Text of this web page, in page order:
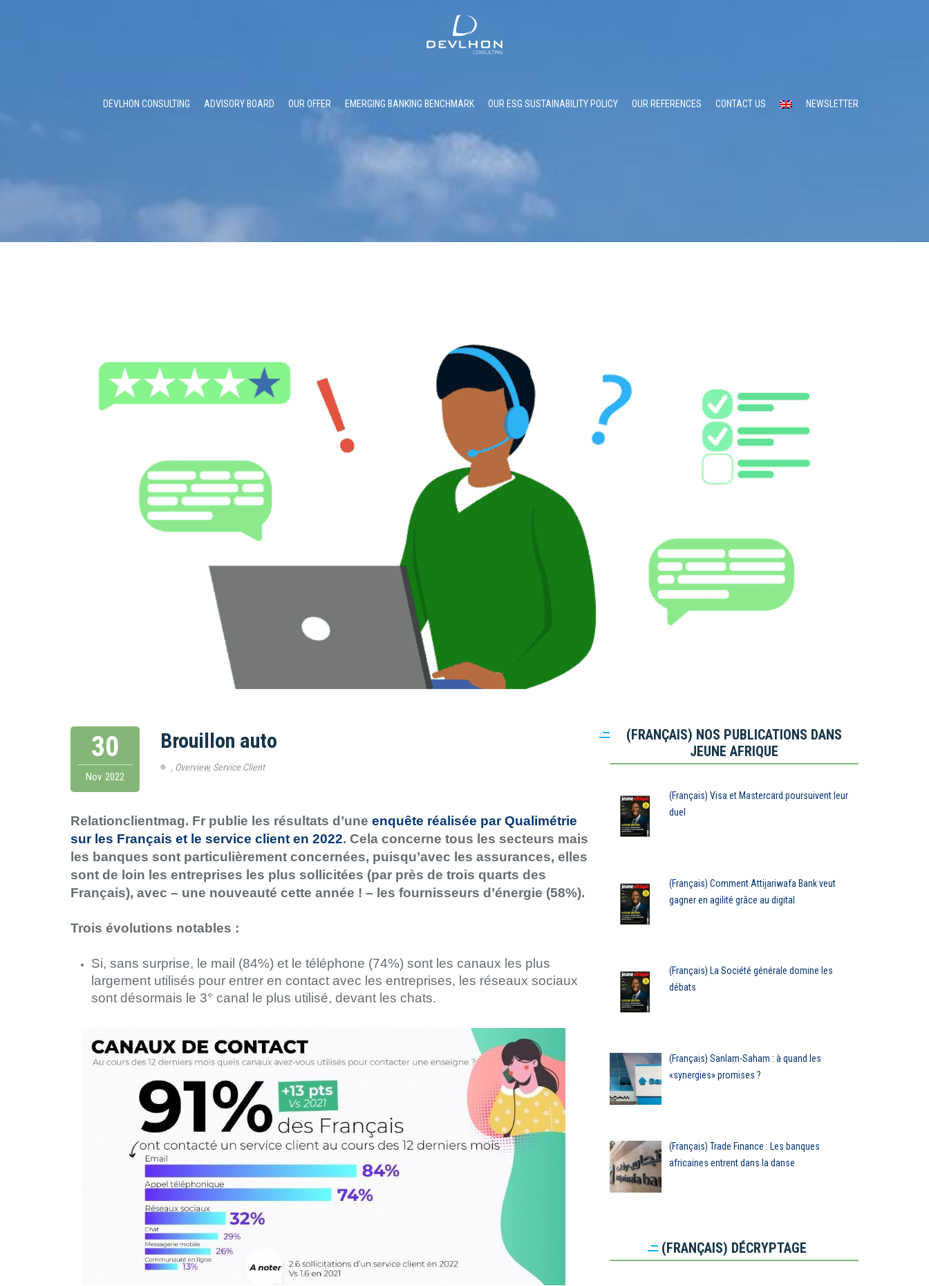
DEVLHON CONSULTING ADVISORY BOARD OUR OFFER EMERGING BANKING BENCHMARK OUR ESG SUSTAINABILITY POLICY OUR REFERENCES CONTACT US NEWSLETTER
30
Nov 2022
Brouillon auto
, Overview, Service Client
Relationclientmag. Fr publie les résultats d’une enquête réalisée par Qualimétrie
sur les Français et le service client en 2022. Cela concerne tous les secteurs mais
les banques sont particulièrement concernées, puisqu’avec les assurances, elles
sont de loin les entreprises les plus sollicitées (par près de trois quarts des
Français), avec – une nouveauté cette année ! – les fournisseurs d’énergie (58%).
Trois évolutions notables :
Si, sans surprise, le mail (84%) et le téléphone (74%) sont les canaux les plus
largement utilisés pour entrer en contact avec les entreprises, les réseaux sociaux
sont désormais le 3° canal le plus utilisé, devant les chats.
(FRANÇAIS) NOS PUBLICATIONS DANS
JEUNE AFRIQUE
(Français) Visa et Mastercard poursuivent leur
duel
(Français) Comment Attijariwafa Bank veut
gagner en agilité grâce au digital
(Français) La Société générale domine les
débats
(Français) Sanlam-Saham : à quand les
«synergies» promises ?
(Français) Trade Finance : Les banques
africaines entrent dans la danse
(FRANÇAIS) DÉCRYPTAGE